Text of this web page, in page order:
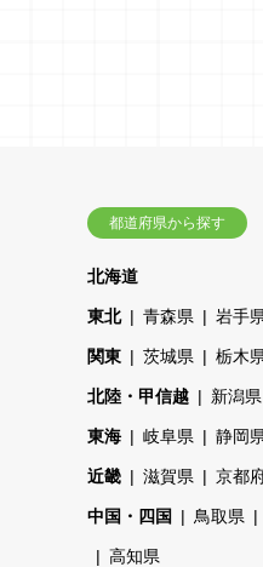
都道府県から探す
北海道
東北 青森県 岩手
関東 茨城県 栃木
北陸・甲信越 新潟県
東海 岐阜県 静岡
近畿 滋賀県 京都
中国・四国 鳥取県
高知県